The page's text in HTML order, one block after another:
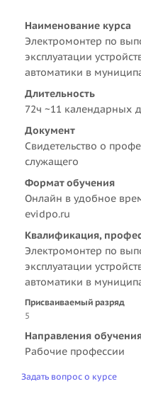
Наименование курса
Электромонтер по
эксплуатации
автоматики в
Длительность
72ч ~11 календарных
Документ
Свидетельство о
служащего
Формат обучения
Онлайн в удобное
evidpo.ru
Квалификация,
Электромонтер по
эксплуатации
автоматики в
Присваиваемый разряд
5
Направления
Рабочие профессии
Задать вопрос о курсе